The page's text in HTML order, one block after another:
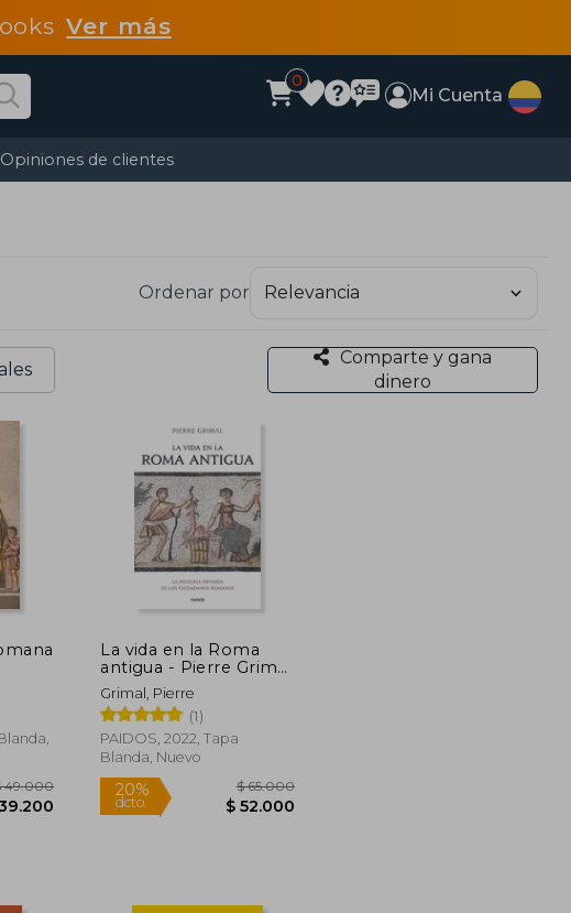
Ver más
0
Mi Cuenta
Opiniones de clientes
Ordenar por
Comparte y gana
dinero
La vida en la Roma
antigua - Pierre Grimal
- Libro Físico
Grimal, Pierre
(1)
PAIDOS, 2022, Tapa
Blanda, Nuevo